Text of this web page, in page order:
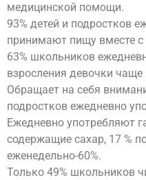
медицинской помощи.
93% детей и подростков
принимают пищу вместе с
63% школьников
взросления девочки
Обращает на себя
подростков ежедневно
Ежедневно употребляют
содержащие сахар, 17 %
еженедельно-60%.
Только 49% школьников